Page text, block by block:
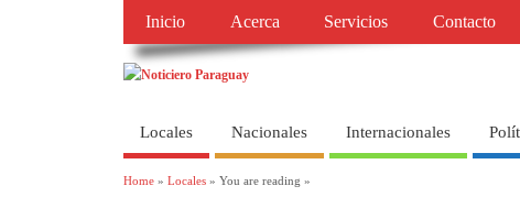
Inicio Acerca Servicios Contacto
Locales Nacionales Internacionales
Home » Locales » You are reading »